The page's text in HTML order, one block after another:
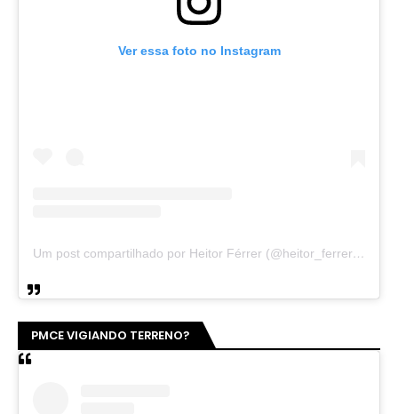
Ver essa foto no Instagram
Um post compartilhado por Heitor Férrer (@heitor_ferrer77)
PMCE VIGIANDO TERRENO?